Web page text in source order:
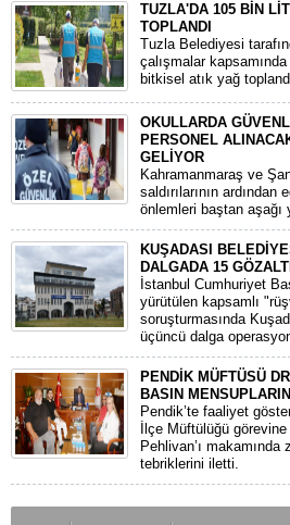
TUZLA'DA 105 BİN
TOPLANDI
Tuzla Belediyesi
çalışmalar
bitkisel atık yağ
OKULLARDA
PERSONEL
GELİYOR
​Kahramanmaraş ve
saldırılarının
önlemleri baştan aşağı
KUŞADASI
DALGADA 15 GÖZALTI
​İstanbul Cumhuriyet
yürütülen kapsamlı
soruşturmasında
üçüncü dalga
PENDİK MÜFTÜSÜ
BASIN
​Pendik’te faaliyet
İlçe Müftülüğü
Pehlivan’ı
tebriklerini iletti.